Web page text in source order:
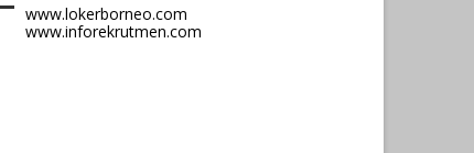
www.lokerborneo.com
www.inforekrutmen.com